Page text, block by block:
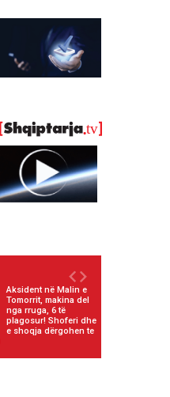
Aksident në Malin e
Tomorrit, makina del
nga rruga, 6 të
plagosur! Shoferi dhe
e shoqja dërgohen te